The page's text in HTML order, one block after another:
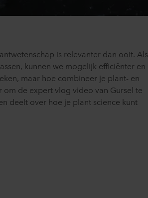
is relevanter dan ooit. Als
kunnen we mogelijk efficiënter en
maar hoe combineer je plant- en
de expert vlog video van Gursel te
deelt over hoe je plant science kunt